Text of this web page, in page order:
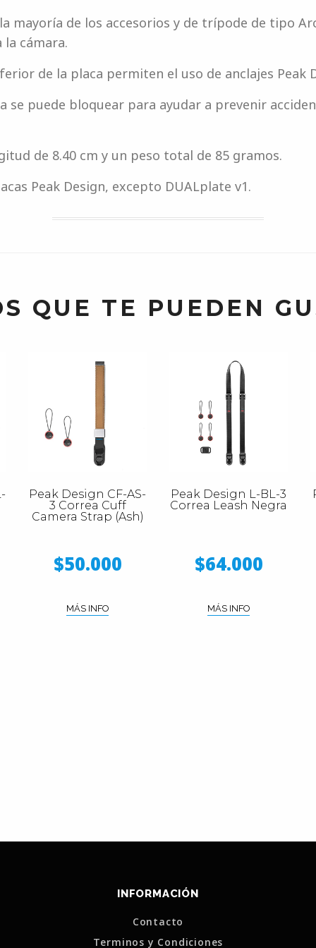
mayoría de los accesorios y de trípode de tipo
cámara.
de la placa permiten el uso de anclajes Peak
se puede bloquear para ayudar a prevenir
de 8.40 cm y un peso total de 85 gramos.
Peak Design, excepto DUALplate v1.
QUE TE PUEDEN
Peak Design CF-AS-
3 Correa Cuff
Camera Strap (Ash)
$50.000
MÁS INFO
Peak Design L-BL-3
Correa Leash Negra
$64.000
MÁS INFO
INFORMACIÓN
Contacto
Terminos y Condiciones